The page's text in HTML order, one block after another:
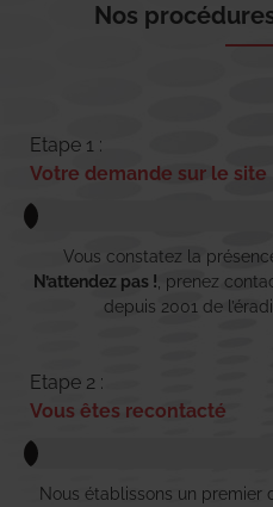
Nos
Etape 1 :
Votre demande sur le site
Vous constatez la
N’attendez pas ! , prenez
depuis 2001 de
Etape 2 :
Vous êtes recontacté
Nous établissons un premier